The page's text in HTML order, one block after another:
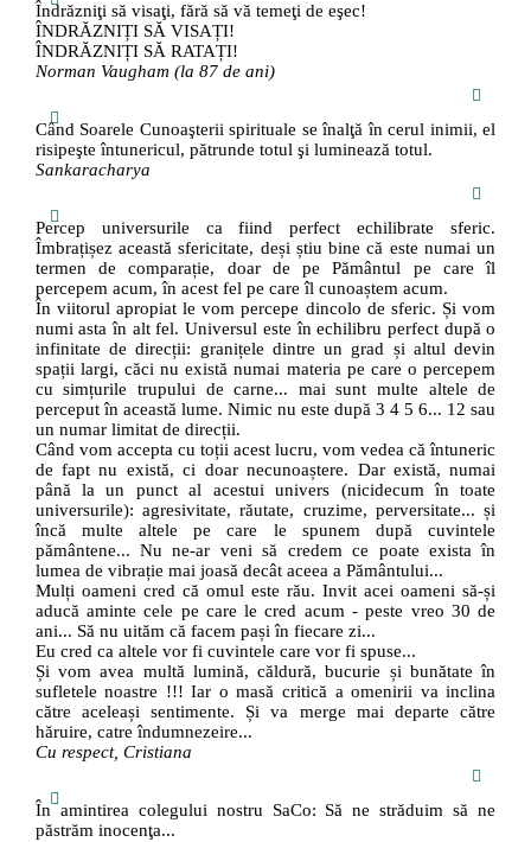
Îndrăzniţi să visaţi, fără să vă temeţi de eşec!
ÎNDRĂZNIȚI SĂ VISAȚI!
ÎNDRĂZNIȚI SĂ RATAȚI!
Norman Vaugham (la 87 de ani)
Când Soarele Cunoaşterii spirituale se înalţă în cerul inimii, el
risipeşte întunericul, pătrunde totul şi luminează totul.
Sankaracharya
Percep universurile ca fiind perfect echilibrate sferic.
Îmbrațișez această sfericitate, deși știu bine că este numai un
termen de comparație, doar de pe Pământul pe care îl
percepem acum, în acest fel pe care îl cunoaștem acum.
În viitorul apropiat le vom percepe dincolo de sferic. Și vom
numi asta în alt fel. Universul este în echilibru perfect după o
infinitate de direcții: granițele dintre un grad și altul devin
spații largi, căci nu există numai materia pe care o percepem
cu simțurile trupului de carne... mai sunt multe altele de
perceput în această lume. Nimic nu este după 3 4 5 6... 12 sau
un numar limitat de direcții.
Când vom accepta cu toții acest lucru, vom vedea că întuneric
de fapt nu există, ci doar necunoaștere. Dar există, numai
până la un punct al acestui univers (nicidecum în toate
universurile): agresivitate, răutate, cruzime, perversitate... și
încă multe altele pe care le spunem după cuvintele
pământene... Nu ne-ar veni să credem ce poate exista în
lumea de vibrație mai joasă decât aceea a Pământului...
Mulți oameni cred că omul este rău. Invit acei oameni să-și
aducă aminte cele pe care le cred acum - peste vreo 30 de
ani... Să nu uităm că facem pași în fiecare zi...
Eu cred ca altele vor fi cuvintele care vor fi spuse...
Și vom avea multă lumină, căldură, bucurie și bunătate în
sufletele noastre !!! Iar o masă critică a omenirii va inclina
către aceleași sentimente. Și va merge mai departe către
hăruire, catre îndumnezeire...
Cu respect, Cristiana
În amintirea colegului nostru SaCo: Să ne străduim să ne
păstrăm inocenţa...